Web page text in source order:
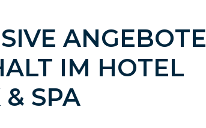
ANGEBOTE
IM HOTEL
SPA